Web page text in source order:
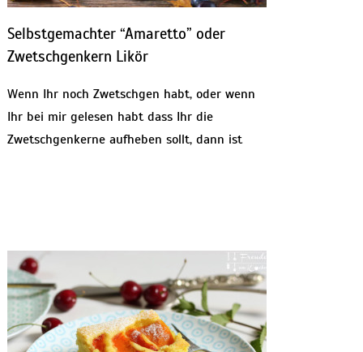
Selbstgemachter “Amaretto” oder
Zwetschgenkern Likör
Wenn Ihr noch Zwetschgen habt, oder wenn
Ihr bei mir gelesen habt dass Ihr die
Zwetschgenkerne aufheben sollt, dann ist